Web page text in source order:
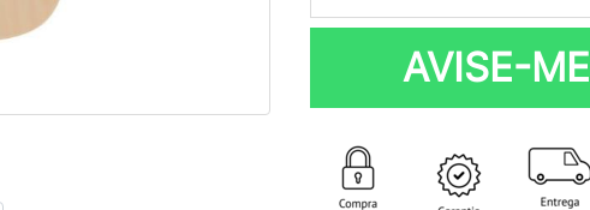
AVISE-ME